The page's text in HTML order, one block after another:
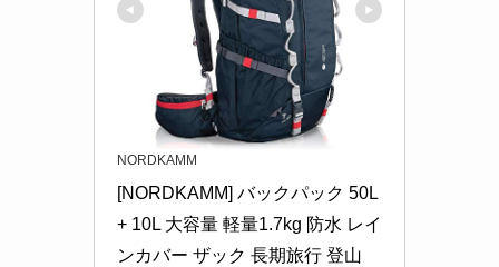
NORDKAMM
[NORDKAMM] バックパック 50L
+ 10L 大容量 軽量1.7kg 防水 レイ
ンカバー ザック 長期旅行 登山